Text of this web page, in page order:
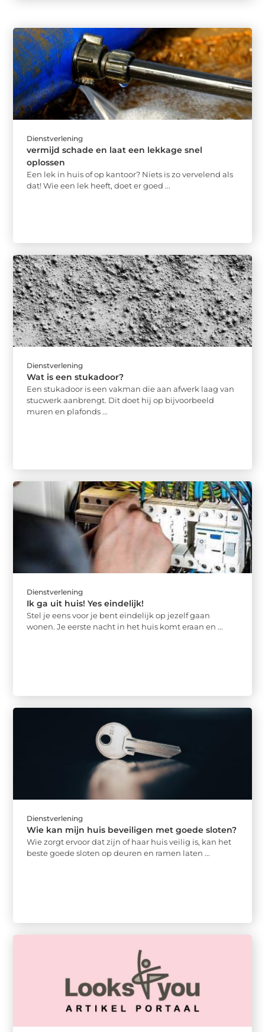
Dienstverlening
vermijd schade en laat een lekkage snel
oplossen
Een lek in huis of op kantoor? Niets is zo vervelend als
dat! Wie een lek heeft, doet er goed ...
Dienstverlening
Wat is een stukadoor?
Een stukadoor is een vakman die aan afwerk laag van
stucwerk aanbrengt. Dit doet hij op bijvoorbeeld
muren en plafonds ...
Dienstverlening
Ik ga uit huis! Yes eindelijk!
Stel je eens voor je bent eindelijk op jezelf gaan
wonen. Je eerste nacht in het huis komt eraan en ...
Dienstverlening
Wie kan mijn huis beveiligen met goede sloten?
Wie zorgt ervoor dat zijn of haar huis veilig is, kan het
beste goede sloten op deuren en ramen laten ...